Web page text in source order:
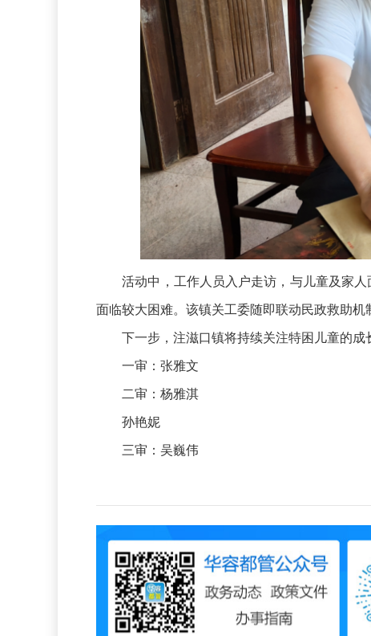
活动中，工作人员入户走访，与儿童及家人
面临较大困难。该镇关工委随即联动民政救助
下一步，注滋口镇将持续关注特困儿童的成
一审：张雅文
二审：杨雅淇
孙艳妮
三审：吴巍伟